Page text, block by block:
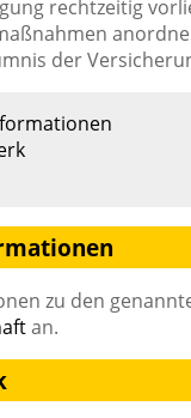
rechtzeitig
der
zu den
an.